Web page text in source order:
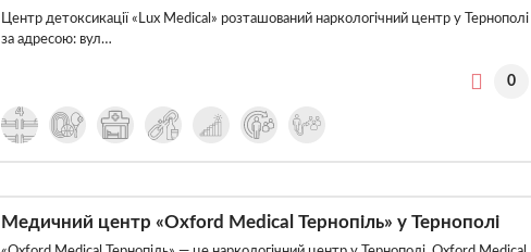
Центр детоксикації «Lux Medical» розташований наркологічний центр у Тернополі
за адресою: вул…
0
Медичний центр «Oxford Medical Тернопіль» у Тернополі